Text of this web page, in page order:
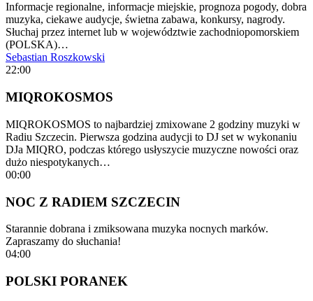
Informacje regionalne, informacje miejskie, prognoza pogody, dobra
muzyka, ciekawe audycje, świetna zabawa, konkursy, nagrody.
Słuchaj przez internet lub w województwie zachodniopomorskiem
(POLSKA)…
Sebastian Roszkowski
22:00
MIQROKOSMOS
MIQROKOSMOS to najbardziej zmixowane 2 godziny muzyki w
Radiu Szczecin. Pierwsza godzina audycji to DJ set w wykonaniu
DJa MIQRO, podczas którego usłyszycie muzyczne nowości oraz
dużo niespotykanych…
00:00
NOC Z RADIEM SZCZECIN
Starannie dobrana i zmiksowana muzyka nocnych marków.
Zapraszamy do słuchania!
04:00
POLSKI PORANEK